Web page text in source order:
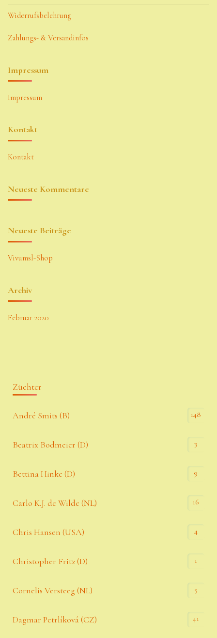
Widerrufsbelehrung
Zahlungs- & Versandinfos
Impressum
Impressum
Kontakt
Kontakt
Neueste Kommentare
Neueste Beiträge
Vivumsl-Shop
Archiv
Februar 2020
Züchter
André Smits (B) 148
Beatrix Bodmeier (D) 3
Bettina Hinke (D) 9
Carlo K.J. de Wilde (NL) 16
Chris Hansen (USA) 4
Christopher Fritz (D) 1
Cornelis Versteeg (NL) 5
Dagmar Petrlíková (CZ) 41